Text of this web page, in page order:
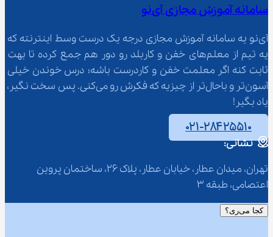
سامانه آموزش مجازی آی‌نو
آی‌نو یه سامانه آموزش مجازی درجه یک درست وسط اینترنته که
یه تیم از معلم‌‌های خفن و کاربلد رو دور هم جمع کرده تا بهت
ثابت کنه اگر معلمت خفن و کاردرست باشه؛ درس خوندن خیلی
آسون‌تر و باحال‌تر از چیزیه که فکرش رو می‌کنی. پس سخت نگیر،
یاد بگیر!
۰۲۱-۲۸۴۲۵۵۱۰
نشانی:
تهران، میدان عطار، خیابان عطار، پلاک 26، ساختمان پروین
اعتصامی، طبقه 3
کجا می‌ری؟